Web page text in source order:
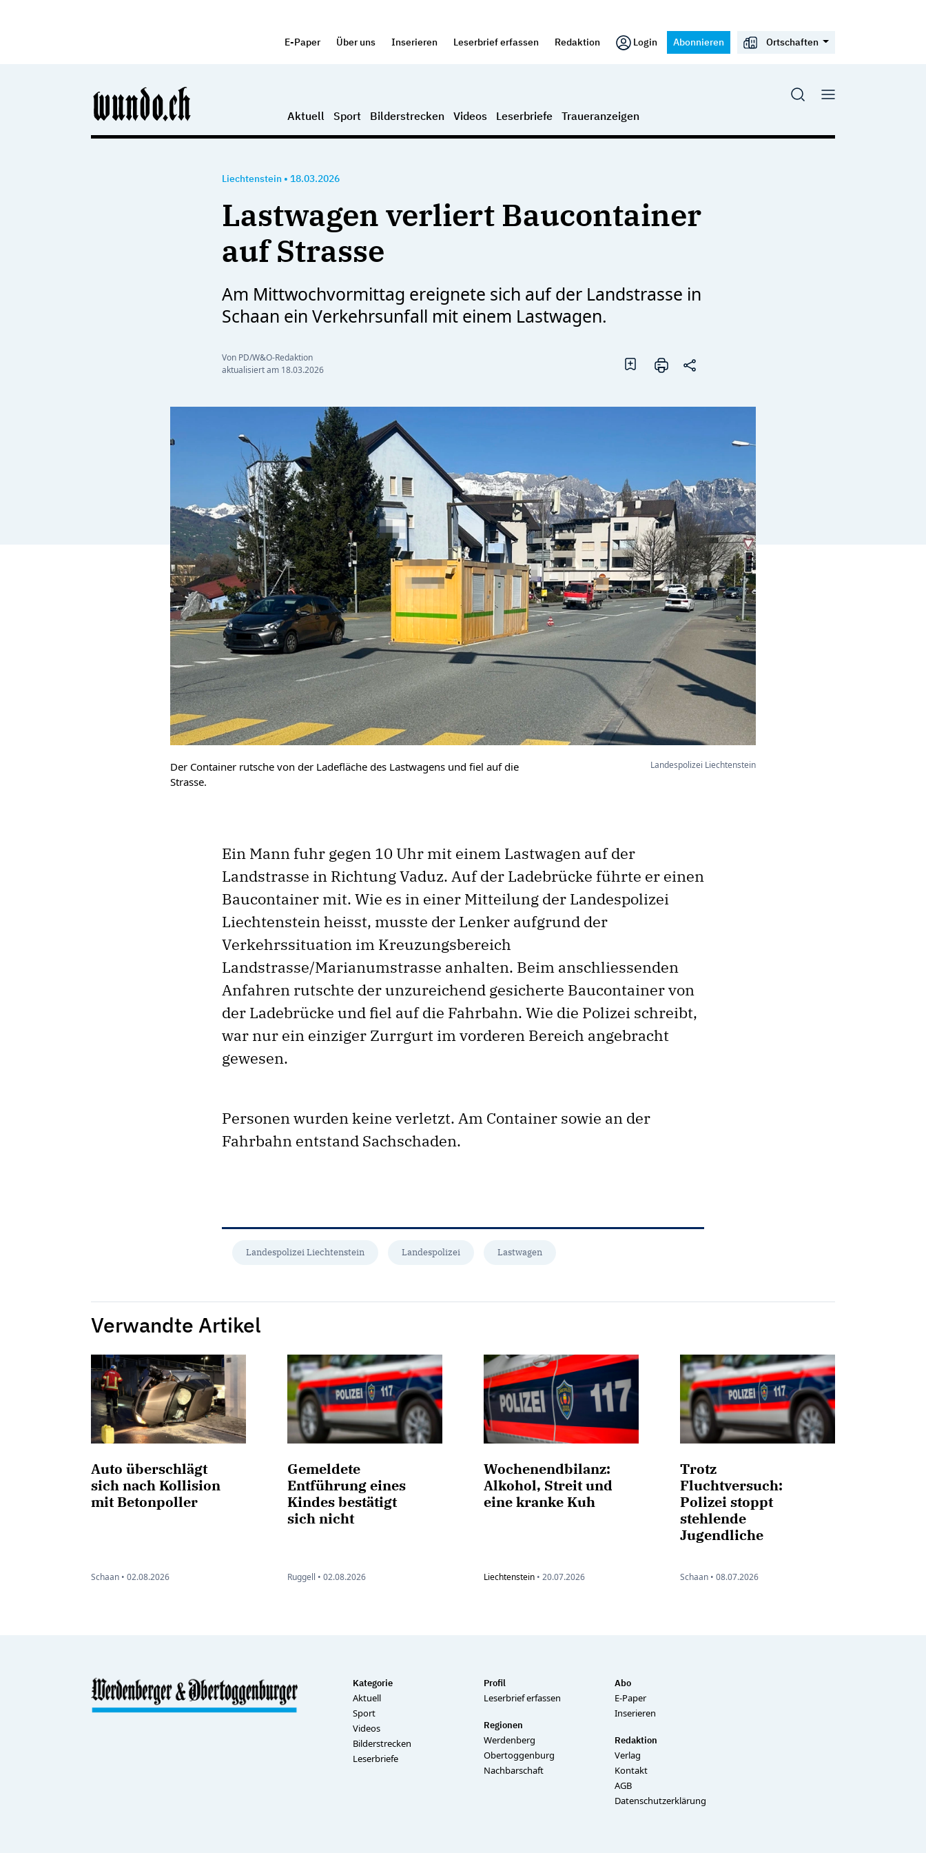
E-Paper Über uns Inserieren Leserbrief erfassen Redaktion Login Abonnieren Ortschaften
Aktuell Sport Bilderstrecken Videos Leserbriefe Traueranzeigen
Liechtenstein • 18.03.2026
Lastwagen verliert Baucontainer
auf Strasse
Am Mittwochvormittag ereignete sich auf der Landstrasse in
Schaan ein Verkehrsunfall mit einem Lastwagen.
Von PD/W&O-Redaktion
aktualisiert am 18.03.2026
Der Container rutsche von der Ladefläche des Lastwagens und fiel auf die
Strasse.
Landespolizei Liechtenstein
Ein Mann fuhr gegen 10 Uhr mit einem Lastwagen auf der
Landstrasse in Richtung Vaduz. Auf der Ladebrücke führte er einen
Baucontainer mit. Wie es in einer Mitteilung der Landespolizei
Liechtenstein heisst, musste der Lenker aufgrund der
Verkehrssituation im Kreuzungsbereich
Landstrasse/Marianumstrasse anhalten. Beim anschliessenden
Anfahren rutschte der unzureichend gesicherte Baucontainer von
der Ladebrücke und fiel auf die Fahrbahn. Wie die Polizei schreibt,
war nur ein einziger Zurrgurt im vorderen Bereich angebracht
gewesen.
Personen wurden keine verletzt. Am Container sowie an der
Fahrbahn entstand Sachschaden.
Landespolizei Liechtenstein Landespolizei Lastwagen
Verwandte Artikel
Auto überschlägt
sich nach Kollision
mit Betonpoller
Schaan • 02.08.2026
Gemeldete
Entführung eines
Kindes bestätigt
sich nicht
Ruggell • 02.08.2026
Wochenendbilanz:
Alkohol, Streit und
eine kranke Kuh
Liechtenstein • 20.07.2026
Trotz
Fluchtversuch:
Polizei stoppt
stehlende
Jugendliche
Schaan • 08.07.2026
Kategorie
Aktuell
Sport
Videos
Bilderstrecken
Leserbriefe
Profil
Leserbrief erfassen
Regionen
Werdenberg
Obertoggenburg
Nachbarschaft
Abo
E-Paper
Inserieren
Redaktion
Verlag
Kontakt
AGB
Datenschutzerklärung